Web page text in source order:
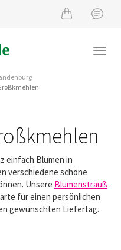
einfach Blumen in
verschiedene schöne
Unsere Blumenstrauß
für einen persönlichen
gewünschten Liefertag.